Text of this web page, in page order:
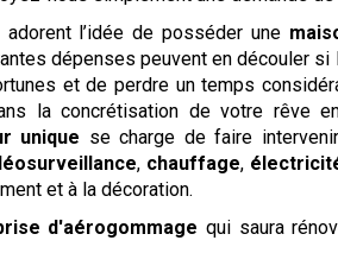
l’idée de posséder une
dépenses peuvent en découler si
et de perdre un temps
la concrétisation de votre rêve
unique se charge de faire
, chauffage,
et à la décoration.
d'aérogommage qui saura